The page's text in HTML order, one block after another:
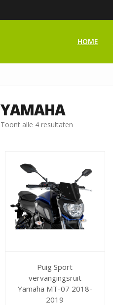
HOME
YAMAHA
Toont alle 4 resultaten
Puig Sport
vervangingsruit
Yamaha MT-07 2018-
2019